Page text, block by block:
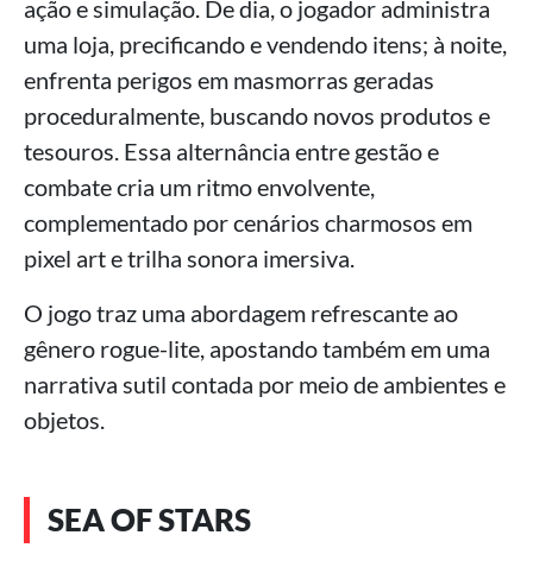
ação e simulação. De dia, o jogador administra
uma loja, precificando e vendendo itens; à noite,
enfrenta perigos em masmorras geradas
proceduralmente, buscando novos produtos e
tesouros. Essa alternância entre gestão e
combate cria um ritmo envolvente,
complementado por cenários charmosos em
pixel art e trilha sonora imersiva.
O jogo traz uma abordagem refrescante ao
gênero rogue-lite, apostando também em uma
narrativa sutil contada por meio de ambientes e
objetos.
SEA OF STARS